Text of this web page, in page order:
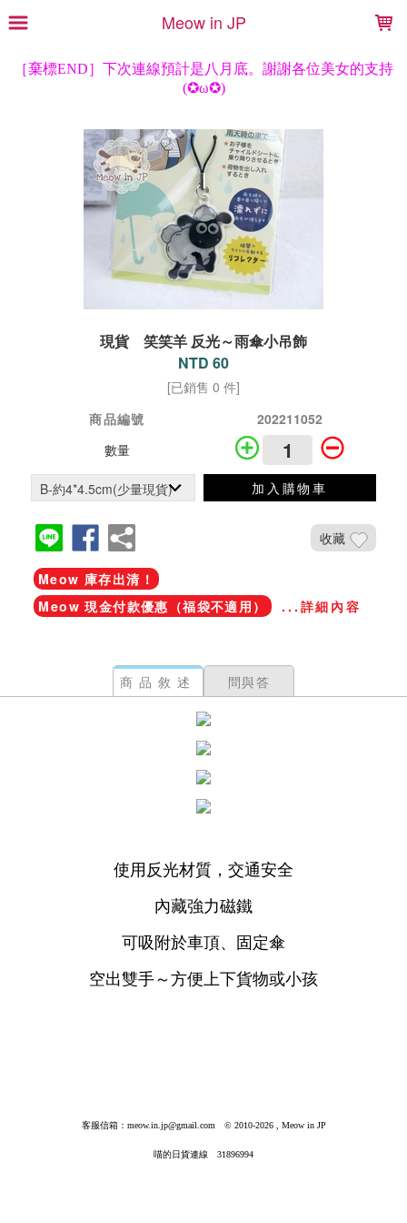
Meow in JP
現貨 笑笑羊 反光～雨傘小吊飾
NTD 60
[已銷售 0 件]
商品編號
202211052
數量
加入購物車
收藏
Meow 庫存出清！
Meow 現金付款優惠（福袋不適用）
...詳細內容
商品敘述 問與答